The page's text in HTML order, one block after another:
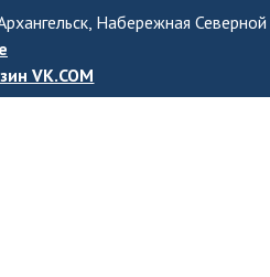
Набережная
VK.COM